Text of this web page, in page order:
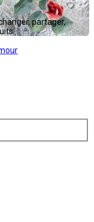
partager,